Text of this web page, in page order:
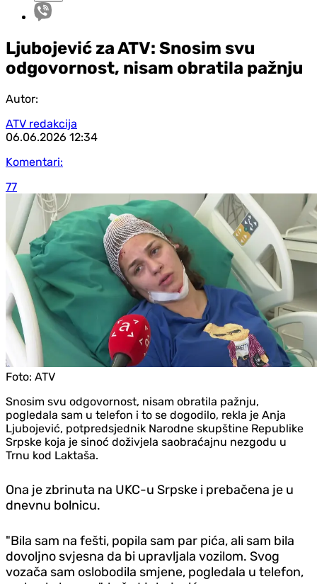
Ljubojević za ATV: Snosim svu
odgovornost, nisam obratila pažnju
Autor:
ATV redakcija
06.06.2026 12:34
Komentari:
77
Foto: ATV
Snosim svu odgovornost, nisam obratila pažnju,
pogledala sam u telefon i to se dogodilo, rekla je Anja
Ljubojević, potpredsjednik Narodne skupštine Republike
Srpske koja je sinoć doživjela saobraćajnu nezgodu u
Trnu kod Laktaša.
Ona je zbrinuta na UKC-u Srpske i prebačena je u
dnevnu bolnicu.
"Bila sam na fešti, popila sam par pića, ali sam bila
dovoljno svjesna da bi upravljala vozilom. Svog
vozača sam oslobodila smjene, pogledala u telefon,